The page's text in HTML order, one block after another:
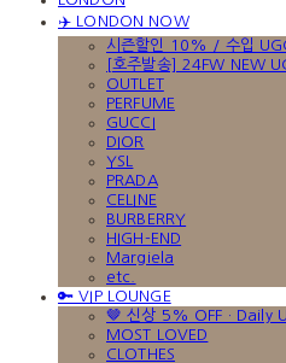
✈️ LONDON NOW
시즌할인 10% / 수입
[호주발송] 24FW NEW
OUTLET
PERFUME
GUCCI
DIOR
YSL
PRADA
CELINE
BURBERRY
HIGH-END
Margiela
etc.
🔑 VIP LOUNGE
🤎 신상 5% OFF · Daily
MOST LOVED
CLOTHES